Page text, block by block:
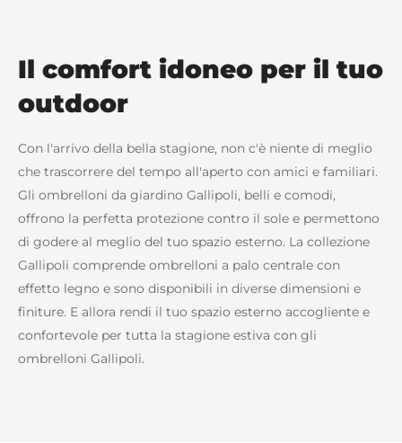
Il comfort idoneo per il tuo
outdoor
Con l'arrivo della bella stagione, non c'è niente di meglio
che trascorrere del tempo all'aperto con amici e familiari.
Gli ombrelloni da giardino Gallipoli, belli e comodi,
offrono la perfetta protezione contro il sole e permettono
di godere al meglio del tuo spazio esterno. La collezione
Gallipoli comprende ombrelloni a palo centrale con
effetto legno e sono disponibili in diverse dimensioni e
finiture. E allora rendi il tuo spazio esterno accogliente e
confortevole per tutta la stagione estiva con gli
ombrelloni Gallipoli.